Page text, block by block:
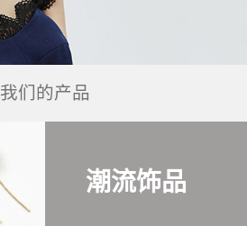
我们的产品
潮流饰品